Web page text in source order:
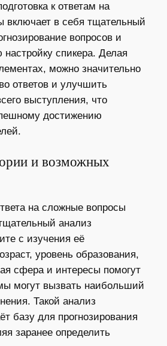
к ответам на
включает в себя тщательный
вопросов и
настройку спикера. Делая
можно значительно
ответов и улучшить
выступления, что
достижению
и возможных
на сложные вопросы
анализ
с изучения её
уровень образования,
сфера и интересы помогут
могут вызвать наибольший
Такой анализ
базу для прогнозирования
заранее определить